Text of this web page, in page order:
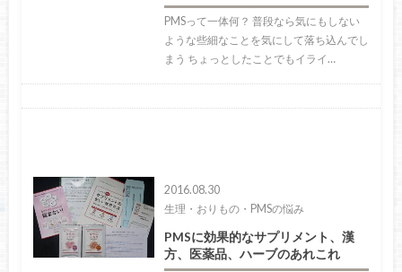
PMSって一体何？ 普段なら気にもしない
ような些細なことを気にして落ち込んでし
まう ちょっとしたことでもイライ…
2016.08.30
生理・おりもの・PMSの悩み
PMSに効果的なサプリメント、漢
方、医薬品、ハーブのあれこれ